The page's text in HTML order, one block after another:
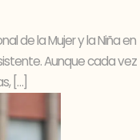
de la Mujer y la Niña en
Aunque cada vez
[…]